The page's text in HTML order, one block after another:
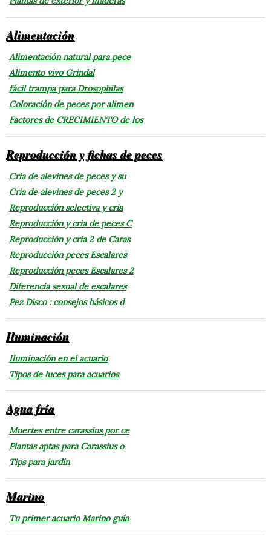
Alimentación
Alimentación natural para pece
Alimento vivo Grindal
fácil trampa para Drosophilas
Coloración de peces por alimen
Factores de CRECIMIENTO de los
Reproducción y fichas de peces
Cria de alevines de peces y su
Cria de alevines de peces 2 y
Reproducción selectiva y cria
Reproducción y cria de peces C
Reproducción y cria 2 de Caras
Reproducción peces Escalares
Reproducción peces Escalares 2
Diferencia sexual de escalares
Pez Disco : consejos básicos d
Iluminación
Iluminación en el acuario
Tipos de luces para acuarios
Agua fría
Muertes entre carassius por ce
Plantas aptas para Carassius o
Tips para jardín
Marino
Tu primer acuario Marino guía